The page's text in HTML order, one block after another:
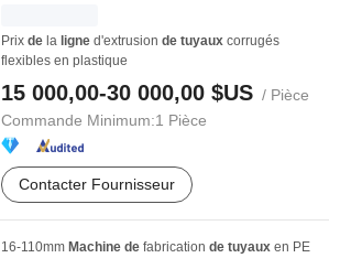
Prix de la ligne d'extrusion de tuyaux corrugés
flexibles en plastique
15 000,00-30 000,00 $US / Pièce
Commande Minimum:1 Pièce
Contacter Fournisseur
16-110mm Machine de fabrication de tuyaux en PE